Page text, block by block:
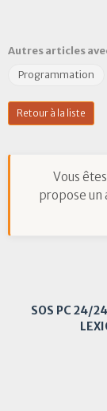
Autres articles
Programmation
Retour à la liste
Vous
propose
SOS PC 24/